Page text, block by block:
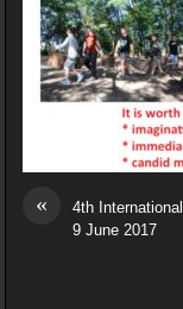
«
4th
9 June 2017